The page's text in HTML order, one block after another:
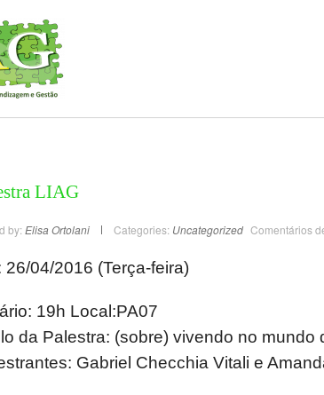
LIAG
by: Elisa Ortolani Categories: Uncategorized Comentários
26/04/2016 (Terça-feira)
19h Local:PA07
da Palestra: (sobre) vivendo no mundo
Gabriel Checchia Vitali e